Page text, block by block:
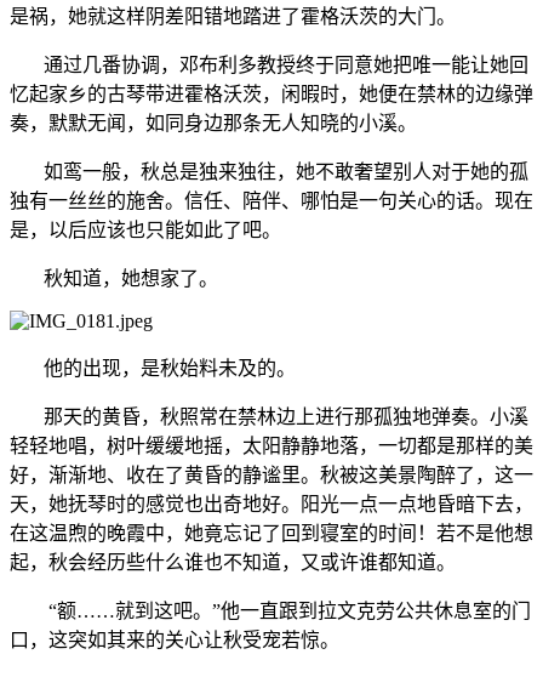
是祸，她就这样阴差阳错地踏进了霍格沃茨的大门。
通过几番协调，邓布利多教授终于同意她把唯一能让她回
忆起家乡的古琴带进霍格沃茨，闲暇时，她便在禁林的边缘弹
奏，默默无闻，如同身边那条无人知晓的小溪。
如鸾一般，秋总是独来独往，她不敢奢望别人对于她的孤
独有一丝丝的施舍。信任、陪伴、哪怕是一句关心的话。现在
是，以后应该也只能如此了吧。
秋知道，她想家了。
他的出现，是秋始料未及的。
那天的黄昏，秋照常在禁林边上进行那孤独地弹奏。小溪
轻轻地唱，树叶缓缓地摇，太阳静静地落，一切都是那样的美
好，渐渐地、收在了黄昏的静谧里。秋被这美景陶醉了，这一
天，她抚琴时的感觉也出奇地好。阳光一点一点地昏暗下去，
在这温煦的晚霞中，她竟忘记了回到寝室的时间！若不是他想
起，秋会经历些什么谁也不知道，又或许谁都知道。
“额……就到这吧。”他一直跟到拉文克劳公共休息室的门
口，这突如其来的关心让秋受宠若惊。